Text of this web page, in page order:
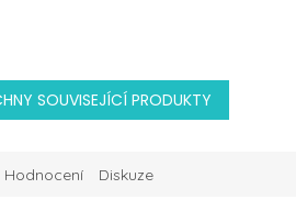
SOUVISEJÍCÍ PRODUKTY
Hodnocení Diskuze